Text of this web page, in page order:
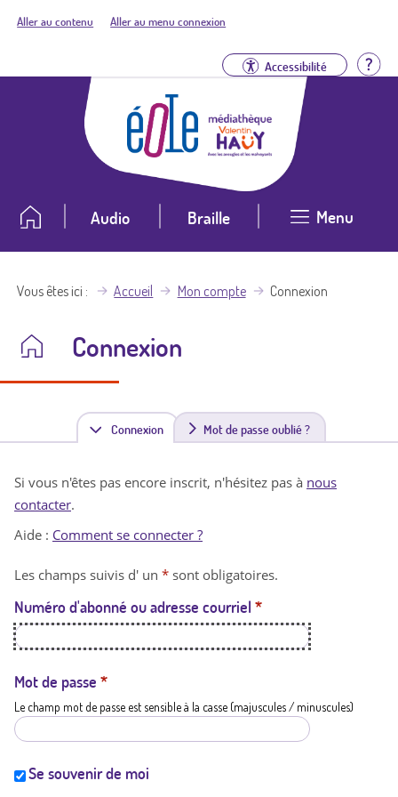
Aller au contenu Aller au menu connexion
Accessibilité
Audio Braille Menu
Vous êtes ici Accueil Mon compte Connexion
Connexion
Connexion(
n
t
a
t
i
Mot de passe oublié ?
Si vous n'êtes pas encore inscrit, n'hésitez pas à nous
contacter.
Aide : Comment se connecter ?
Les champs suivis d' un * sont obligatoires.
Numéro d'abonné ou adresse courriel *
Mot de passe *
Le champ mot de passe est sensible à la casse (majuscules / minuscules)
Se souvenir de moi